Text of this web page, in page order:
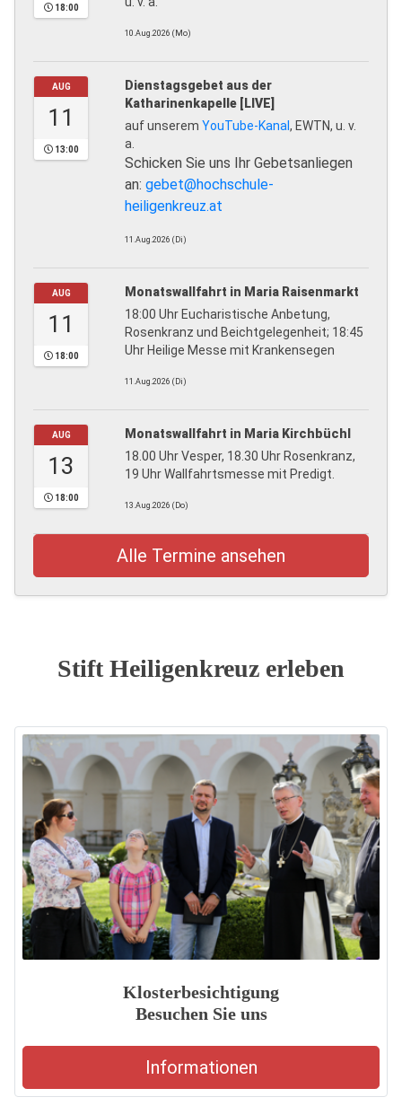
18:00
10.Aug.2026 (Mo)
AUG
11
13:00
Dienstagsgebet aus der
Katharinenkapelle [LIVE]
auf unserem YouTube-Kanal, EWTN, u. v.
a.
Schicken Sie uns Ihr Gebetsanliegen
an: gebet@hochschule-
heiligenkreuz.at
11.Aug.2026 (Di)
AUG
11
18:00
Monatswallfahrt in Maria Raisenmarkt
18:00 Uhr Eucharistische Anbetung,
Rosenkranz und Beichtgelegenheit; 18:45
Uhr Heilige Messe mit Krankensegen
11.Aug.2026 (Di)
AUG
13
18:00
Monatswallfahrt in Maria Kirchbüchl
18.00 Uhr Vesper, 18.30 Uhr Rosenkranz,
19 Uhr Wallfahrtsmesse mit Predigt.
13.Aug.2026 (Do)
Alle Termine ansehen
Stift Heiligenkreuz erleben
Klosterbesichtigung
Besuchen Sie uns
Informationen